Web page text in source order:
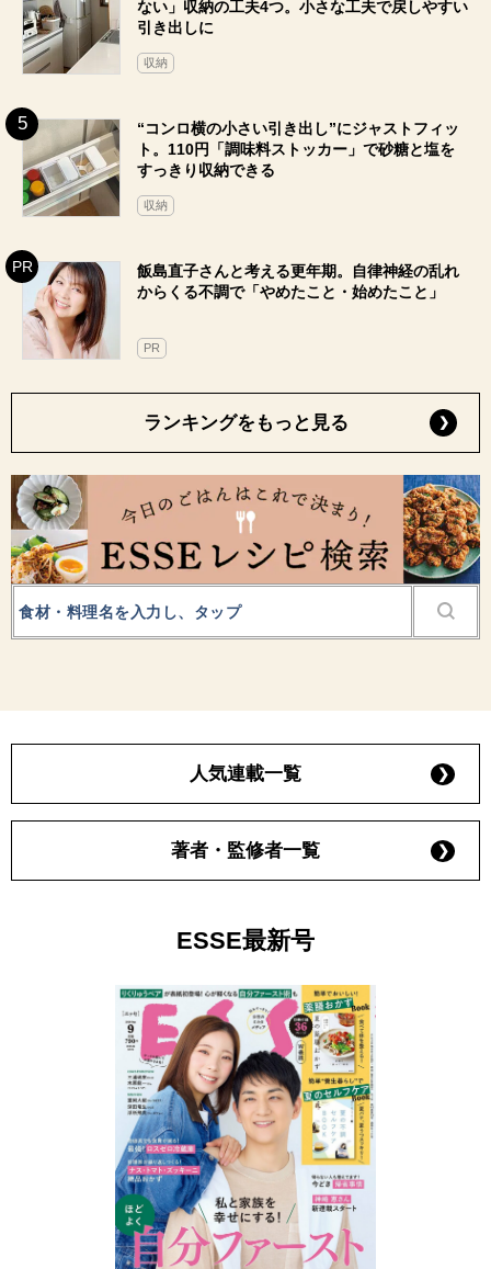
ない」収納の工夫4つ。小さな工夫で戻しやすい
引き出しに
収納
“コンロ横の小さい引き出し”にジャストフィッ
ト。110円「調味料ストッカー」で砂糖と塩を
すっきり収納できる
収納
飯島直子さんと考える更年期。自律神経の乱れ
からくる不調で「やめたこと・始めたこと」
PR
ランキングをもっと見る
人気連載一覧
著者・監修者一覧
ESSE最新号